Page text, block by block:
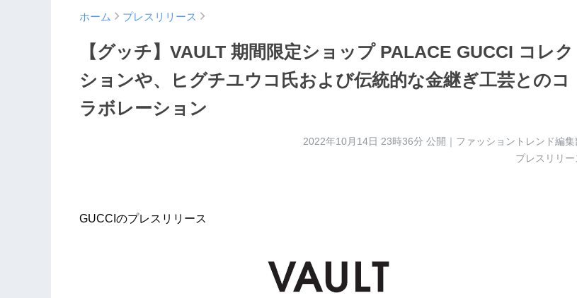
ホーム プレスリリース
【グッチ】VAULT 期間限定ショップ PALACE GUCCI コレク
ションや、ヒグチユウコ氏および伝統的な金継ぎ工芸とのコ
ラボレーション
2022年10月14日 23時36分 公開｜ファッショントレンド編集
プレスリリー
GUCCIのプレスリリース